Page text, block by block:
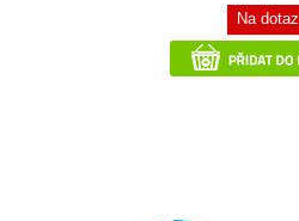
Na dotaz